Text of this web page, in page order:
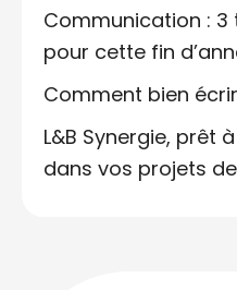
Communication :
pour cette fin
Comment bien
L&B Synergie, prêt
dans vos projets